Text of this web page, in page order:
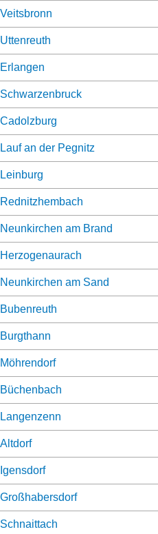
Veitsbronn
Uttenreuth
Erlangen
Schwarzenbruck
Cadolzburg
Lauf an der Pegnitz
Leinburg
Rednitzhembach
Neunkirchen am Brand
Herzogenaurach
Neunkirchen am Sand
Bubenreuth
Burgthann
Möhrendorf
Büchenbach
Langenzenn
Altdorf
Igensdorf
Großhabersdorf
Schnaittach